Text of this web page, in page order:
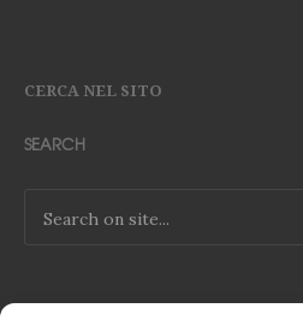
CERCA NEL SITO
SEARCH